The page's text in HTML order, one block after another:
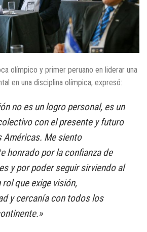
olímpico y primer peruano en liderar una
en una disciplina olímpica, expresó:​
no es un logro personal, es un
con el presente y futuro
Américas. Me siento
honrado por la confianza de
y por poder seguir sirviendo al
que exige visión,
y cercanía con todos los